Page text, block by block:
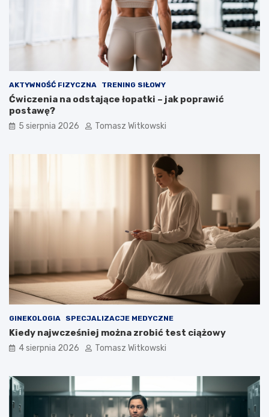
AKTYWNOŚĆ FIZYCZNA TRENING SIŁOWY
Ćwiczenia na odstające łopatki – jak poprawić
postawę?
5 sierpnia 2026 Tomasz Witkowski
GINEKOLOGIA SPECJALIZACJE MEDYCZNE
Kiedy najwcześniej można zrobić test ciążowy
4 sierpnia 2026 Tomasz Witkowski